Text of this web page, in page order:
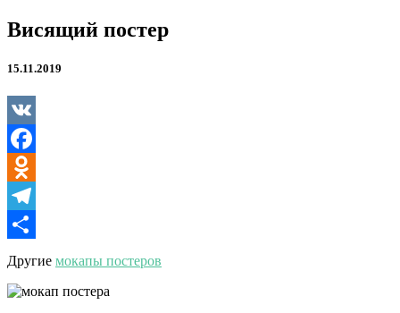
Висящий
постер
Висящий постер
15.11.2019
VK
Facebook
Odnoklassniki
Telegram
Отправить
Другие мокапы постеров